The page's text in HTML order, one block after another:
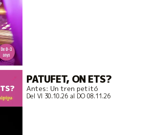
PATUFET, ON ETS?
Antes: Un tren petitó
Del VI 30.10.26al DO 08.11.26